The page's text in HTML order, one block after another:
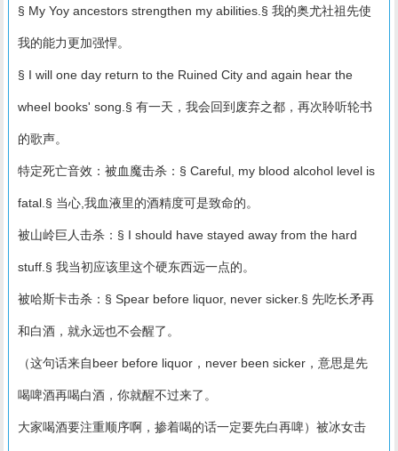
§ My Yoy ancestors strengthen my abilities.§ 我的奥尤社祖先使
我的能力更加强悍。
§ I will one day return to the Ruined City and again hear the
wheel books' song.§ 有一天，我会回到废弃之都，再次聆听轮书
的歌声。
特定死亡音效：被血魔击杀：§ Careful, my blood alcohol level is
fatal.§ 当心,我血液里的酒精度可是致命的。
被山岭巨人击杀：§ I should have stayed away from the hard
stuff.§ 我当初应该里这个硬东西远一点的。
被哈斯卡击杀：§ Spear before liquor, never sicker.§ 先吃长矛再
和白酒，就永远也不会醒了。
（这句话来自beer before liquor，never been sicker，意思是先
喝啤酒再喝白酒，你就醒不过来了。
大家喝酒要注重顺序啊，掺着喝的话一定要先白再啤）被冰女击